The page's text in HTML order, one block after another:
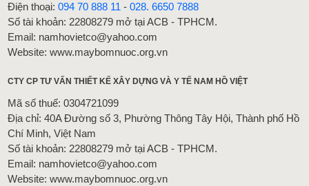
Điện thoại:094 70 888 11 -028. 6650 7888
Số tài khoản: 22808279 mở tại ACB - TPHCM.
Email: namhovietco@yahoo.com
Website: www.maybomnuoc.org.vn
CTY CP TƯ VẤN THIẾT KẾ XÂY DỰNG VÀ Y TẾ NAM HỒ VIỆT
Mã số thuế: 0304721099
Địa chỉ: 40A Đường số 3, Phường Thông Tây Hội, Thành phố Hồ
Chí Minh, Việt Nam
Số tài khoản: 22808279 mở tại ACB - TPHCM.
Email: namhovietco@yahoo.com
Website: www.maybomnuoc.org.vn